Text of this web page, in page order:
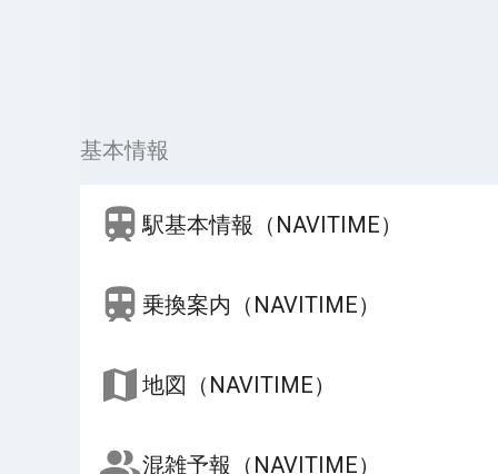
基本情報
駅基本情報（NAVITIME）
乗換案内（NAVITIME）
地図（NAVITIME）
混雑予報（NAVITIME）